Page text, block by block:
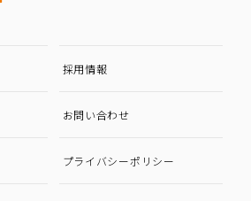
採用情報
お問い合わせ
プライバシーポリシー